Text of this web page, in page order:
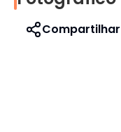
Compartilhar